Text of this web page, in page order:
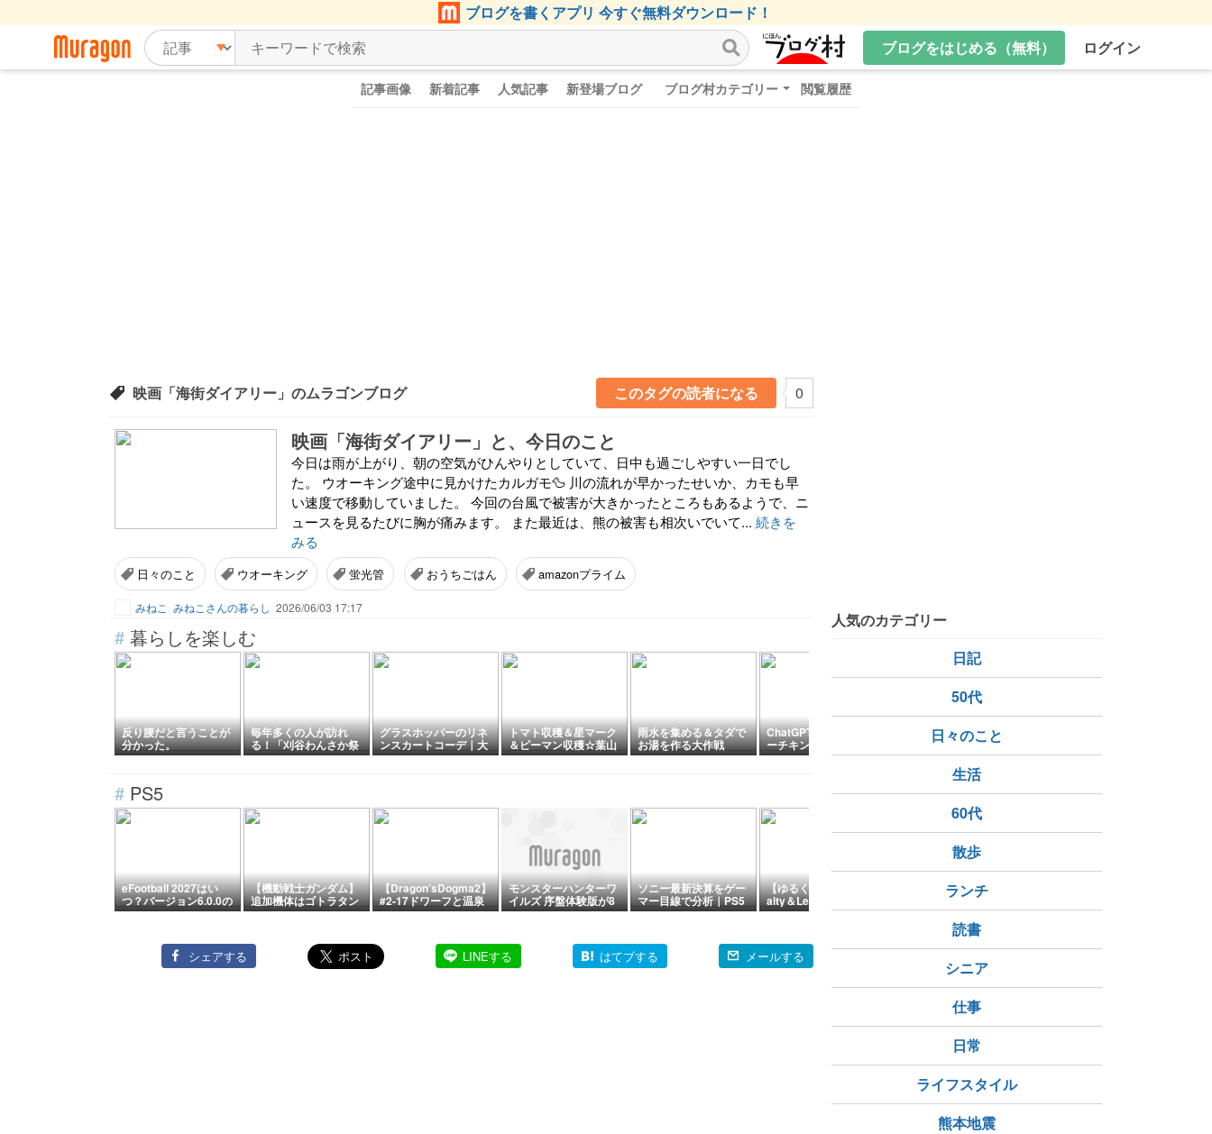
ブログを書くアプリ 今すぐ無料ダウンロード！
ブログをはじめる（無料）
ログイン
記事画像 新着記事 人気記事 新登場ブログ ブログ村カテゴリー 閲覧履歴
映画「海街ダイアリー」のムラゴンブログ このタグの読者になる 0
映画「海街ダイアリー」と、今日のこと
今日は雨が上がり、朝の空気がひんやりとしていて、日中も過ごしやすい一日でし
た。 ウオーキング途中に見かけたカルガモ🦆 川の流れが早かったせいか、カモも早
い速度で移動していました。 今回の台風で被害が大きかったところもあるようで、ニ
ュースを見るたびに胸が痛みます。 また最近は、熊の被害も相次いでいて... 続きを
みる
日々のこと ウオーキング 蛍光管 おうちごはん amazonプライム
みねこ みねこさんの暮らし 2026/06/03 17:17
# 暮らしを楽しむ
反り腰だと言うことが
分かった。
毎年多くの人が訪れ
る！「刈谷わんさか祭
り2026 花火大会」刈
グラスホッパーのリネ
ンスカートコーデ｜大
人ナチュラルコーデ
トマト収穫＆星マーク
＆ピーマン収穫☆葉山
農園（8月初旬）
雨水を集める＆タダで
お湯を作る大作戦
ChatGPTにロティサリ
ーチキンのアレンジを
相談。コストコ食材で
シリカゲルって何でで
きてますか？
イキャンイヤホンがも
# PS5
eFootball 2027はい
つ？バージョン6.0.0の
新要素・配信日まとめ
【機動戦士ガンダム】
追加機体はゴトラタン
【バトルオペレーショ
【Dragon’sDogma2】
#2-17ドワーフと温泉
【悟流と渉】
モンスターハンターワ
イルズ 序盤体験版が8
月5日（水）より配信
ソニー最新決算をゲー
マー目線で分析｜PS5
販売減でもゲーム事業
【ゆるく見る会】Roy
alty＆Legacyパック〜
建築アイテム②〜
『ビースト・オブ・リ
ンカネーション』レビ
ュー・評判まとめ｜戦
闘は好評？不満点と最
新アプデ情報
着【悟流と渉】
シェアする LINEする はてブする メールする
人気のカテゴリー
日記
50代
日々のこと
生活
60代
散歩
ランチ
読書
シニア
仕事
日常
ライフスタイル
熊本地震